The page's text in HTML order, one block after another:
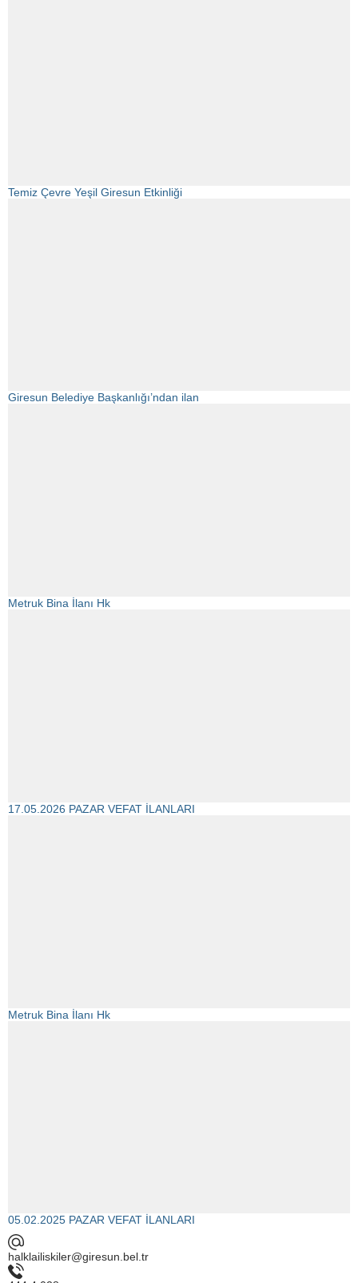
Temiz Çevre Yeşil Giresun Etkinliği
Giresun Belediye Başkanlığı’ndan ilan
Metruk Bina İlanı Hk
17.05.2026 PAZAR VEFAT İLANLARI
Metruk Bina İlanı Hk
05.02.2025 PAZAR VEFAT İLANLARI
halklailiskiler@giresun.bel.tr